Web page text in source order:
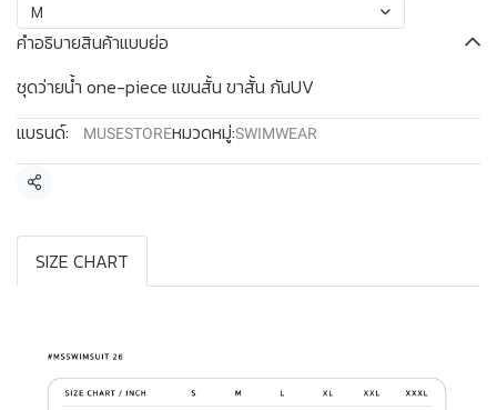
M
คำอธิบายสินค้าแบบย่อ
ชุดว่ายน้ำ one-piece แขนสั้น ขาสั้น กันUV
แบรนด์:
MUSESTOREหมวดหมู่:SWIMWEAR
แชร์
SIZE CHART